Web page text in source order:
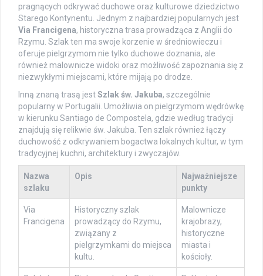
pragnących odkrywać duchowe oraz kulturowe dziedzictwo
Starego Kontynentu. Jednym z najbardziej popularnych jest
Via Francigena, historyczna trasa prowadząca z Anglii do
Rzymu. Szlak ten ma swoje korzenie w średniowieczu i
oferuje pielgrzymom nie tylko duchowe doznania, ale
również malownicze widoki oraz możliwość zapoznania się z
niezwykłymi miejscami, które mijają po drodze.
Inną znaną trasą jestSzlak św. Jakuba, szczególnie
popularny w Portugalii. Umożliwia on pielgrzymom wędrówkę
w kierunku Santiago de Compostela, gdzie według tradycji
znajdują się relikwie św. Jakuba. Ten szlak również łączy
duchowość z odkrywaniem bogactwa lokalnych kultur, w tym
tradycyjnej kuchni, architektury i zwyczajów.
Nazwa
szlaku
Opis
Najważniejsze
punkty
Via
Francigena
Historyczny szlak
prowadzący do Rzymu,
związany z
pielgrzymkami do miejsca
kultu.
Malownicze
krajobrazy,
historyczne
miasta i
kościoły.